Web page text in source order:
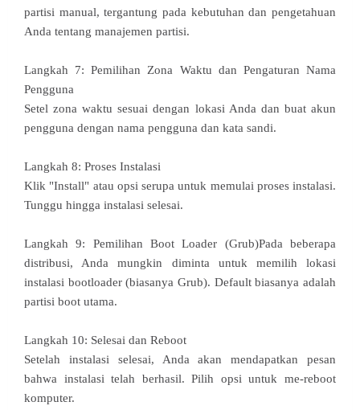
partisi manual, tergantung pada kebutuhan dan pengetahuan
Anda tentang manajemen partisi.
Langkah 7: Pemilihan Zona Waktu dan Pengaturan Nama
Pengguna
Setel zona waktu sesuai dengan lokasi Anda dan buat akun
pengguna dengan nama pengguna dan kata sandi.
Langkah 8: Proses Instalasi
Klik "Install" atau opsi serupa untuk memulai proses instalasi.
Tunggu hingga instalasi selesai.
Langkah 9: Pemilihan Boot Loader (Grub)Pada beberapa
distribusi, Anda mungkin diminta untuk memilih lokasi
instalasi bootloader (biasanya Grub). Default biasanya adalah
partisi boot utama.
Langkah 10: Selesai dan Reboot
Setelah instalasi selesai, Anda akan mendapatkan pesan
bahwa instalasi telah berhasil. Pilih opsi untuk me-reboot
komputer.